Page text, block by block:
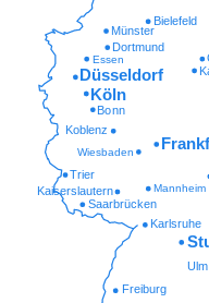
Freiburg
Ulm
Karlsruhe
Saarbrücken
Kaiserslautern Mannheim
Trier
Wiesbaden
Koblenz
Bonn
Essen
Dortmund
Münster
Bielefeld
Köln
Düsseldorf